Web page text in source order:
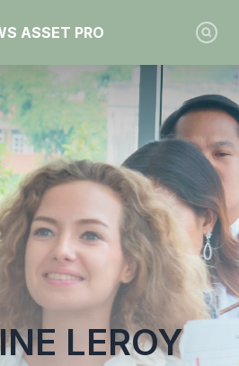
ASSET PRO
"Catherine Leroy"
LEROY